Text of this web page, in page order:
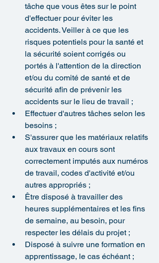
tâche que vous êtes sur le point
d'effectuer pour éviter les
accidents. Veiller à ce que les
risques potentiels pour la santé et
la sécurité soient corrigés ou
portés à l'attention de la direction
et/ou du comité de santé et de
sécurité afin de prévenir les
accidents sur le lieu de travail ;
Effectuer d'autres tâches selon les
besoins ;
S'assurer que les matériaux relatifs
aux travaux en cours sont
correctement imputés aux numéros
de travail, codes d'activité et/ou
autres appropriés ;
Être disposé à travailler des
heures supplémentaires et les fins
de semaine, au besoin, pour
respecter les délais du projet ;
Disposé à suivre une formation en
apprentissage, le cas échéant ;